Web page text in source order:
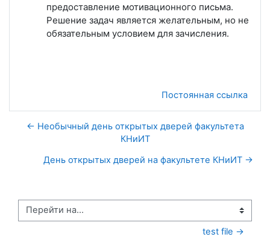
предоставление мотивационного письма.
Решение задач является желательным, но не
обязательным условием для зачисления.
Постоянная ссылка
← Необычный день открытых дверей факультета
КНиИТ
День открытых дверей на факультете КНиИТ →
Перейти на...
test file →